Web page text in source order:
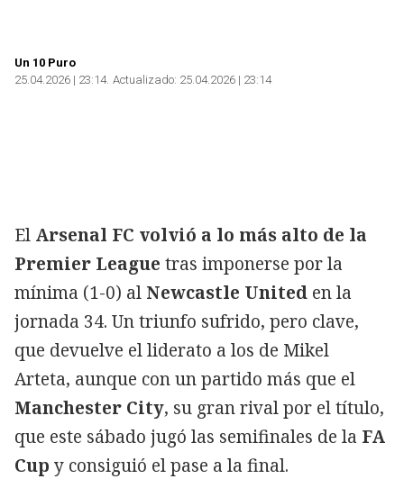
Un 10 Puro
25.04.2026 | 23:14 Actualizado: 25.04.2026 | 23:14
El Arsenal FC volvió a lo más alto de la
Premier League tras imponerse por la
mínima (1-0) al Newcastle United en la
jornada 34. Un triunfo sufrido, pero clave,
que devuelve el liderato a los de Mikel
Arteta, aunque con un partido más que el
Manchester City, su gran rival por el título,
que este sábado jugó las semifinales de la FA
Cup y consiguió el pase a la final.